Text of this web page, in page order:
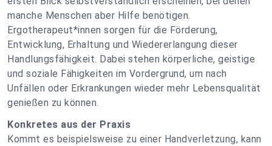
manche Menschen aber Hilfe benötigen.
Ergotherapeut*innen sorgen für die Förderung,
Entwicklung, Erhaltung und Wiedererlangung dieser
Handlungsfähigkeit. Dabei stehen körperliche, geistige
und soziale Fähigkeiten im Vordergrund, um nach
Unfällen oder Erkrankungen wieder mehr Lebensqualität
genießen zu können.
Konkretes aus der Praxis
Kommt es beispielsweise zu einer Handverletzung, kann